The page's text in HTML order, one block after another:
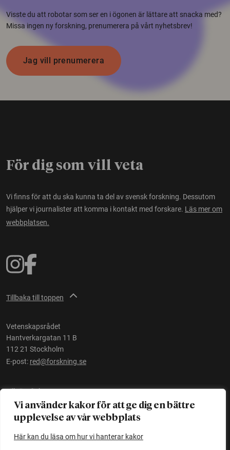
Vi använder kakor för att ge dig en bättre
upplevelse av vår webbplats
Här kan du läsa om hur vi hanterar kakor
Visste du att robotar som ser en i ögonen är lättare att snacka med?
Missa ingen ny forskning, prenumerera på vårt nyhetsbrev!
Jag vill prenumerera
För dig som vill veta
Vi finns för att du ska kunna ta del av svensk forskning. Dessutom
hjälper vi journalister att komma i kontakt med forskare. Läs mer om
webbplatsen.
Tillbaka till toppen
Vetenskapsrådet
Hantverkargatan 11 B
112 21 Stockholm
E-post: red@forskning.se
Tillgänglighet
Ett initiativ avVetenskapsrådet